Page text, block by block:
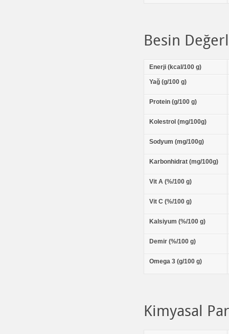
Besin
Enerji (kcal/100 g)
Yağ (g/100 g)
Protein (g/100 g)
Kolestrol (mg/100g)
Sodyum (mg/100g)
Karbonhidrat (mg/100g)
Vit A (%/100 g)
Vit C (%/100 g)
Kalsiyum (%/100 g)
Demir (%/100 g)
Omega 3 (g/100 g)
Kimyasal